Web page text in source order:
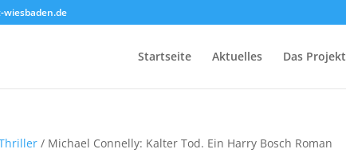
Startseite Aktuelles Das Projekt
/ Michael Connelly: Kalter Tod. Ein Harry Bosch Roman